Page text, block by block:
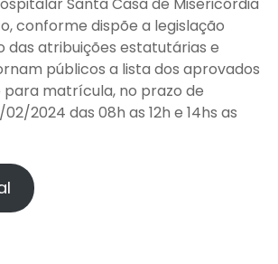
conforme dispõe a legislação
das atribuições estatutárias e
públicos a lista dos aprovados
matrícula, no prazo de
2024 das 08h as 12h e 14hs as